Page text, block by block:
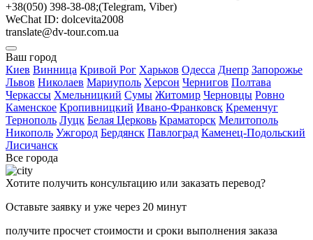
+38(050) 398-38-08;(Telegram, Viber)
WeChat ID: dolcevita2008
translate@dv-tour.com.ua
Ваш город
Киев Винница Кривой Рог Харьков Одесса Днепр Запорожье
Львов Николаев Мариуполь Херсон Чернигов Полтава
Черкассы Хмельницкий Сумы Житомир Черновцы Ровно
Каменское Кропивницкий Ивано-Франковск Кременчуг
Тернополь Луцк Белая Церковь Краматорск Мелитополь
Никополь Ужгород Бердянск Павлоград Каменец-Подольский
Лисичанск
Все города
Хотите получить консультацию или заказать перевод?
Оставьте заявку и уже через 20 минут
получите просчет стоимости и сроки выполнения заказа